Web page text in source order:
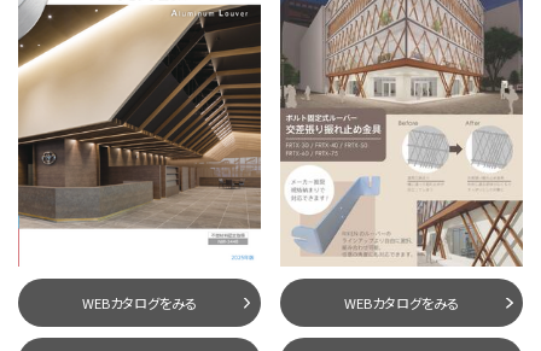
WEBカタログをみる WEBカタログをみる